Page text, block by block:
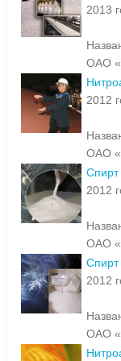
2013
ОАО
2012
ОАО
2012
ОАО
2012
ОАО